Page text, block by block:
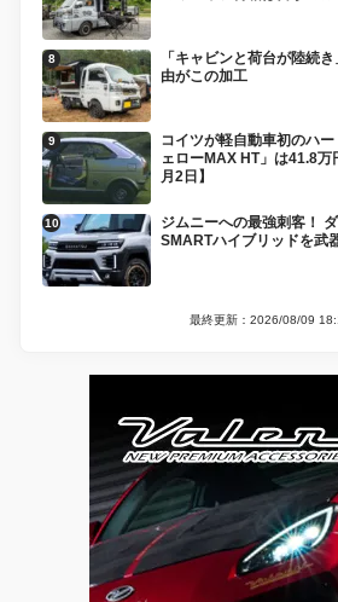
「キャビンと荷台が陸続
由がこの加工
コイツが軽自動車初のハ
ェローMAX HT」は41.8
月2日】
ジムニーへの最強刺客！
SMARTハイブリッドを武
最終更新：2026/08/09